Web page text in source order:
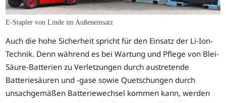
E-Stapler von Linde im Außeneinsatz
Auch die hohe Sicherheit spricht für den Einsatz der Li-Ion-
Technik. Denn während es bei Wartung und Pflege von Blei-
Säure-Batterien zu Verletzungen durch austretende
Batteriesäuren und -gase sowie Quetschungen durch
unsachgemäßen Batteriewechsel kommen kann, werden